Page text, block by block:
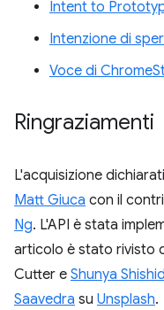
Intent to
Intenzione di
Voce di
Ringraziamenti
L'acquisizione
Matt Giuca con il
Ng. L'API è stata
articolo è stato rivisto
Cutter e Shunya
Saavedra su Unsplash.